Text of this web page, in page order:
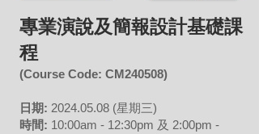
專業演說及簡報設計基礎課
程
(Course Code: CM240508)
日期: 2024.05.08 (星期三)
時間: 10:00am - 12:30pm 及 2:00pm -